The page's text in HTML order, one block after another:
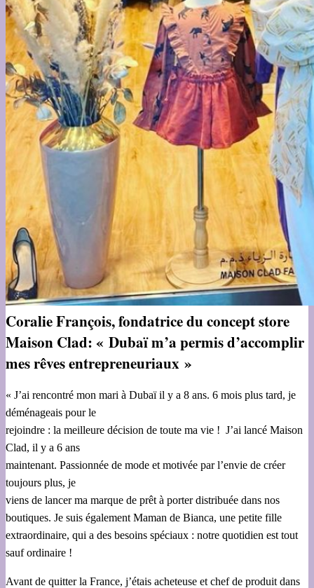
Coralie François, fondatrice du concept store
Maison Clad: « Dubaï m’a permis d’accomplir
mes rêves entrepreneuriaux »
« J’ai rencontré mon mari à Dubaï il y a 8 ans. 6 mois plus tard, je
déménageais pour le
rejoindre : la meilleure décision de toute ma vie ! J’ai lancé Maison
Clad, il y a 6 ans
maintenant. Passionnée de mode et motivée par l’envie de créer
toujours plus, je
viens de lancer ma marque de prêt à porter distribuée dans nos
boutiques. Je suis également Maman de Bianca, une petite fille
extraordinaire, qui a des besoins spéciaux : notre quotidien est tout
sauf ordinaire !
Avant de quitter la France, j’étais acheteuse et chef de produit dans